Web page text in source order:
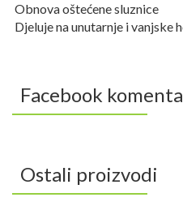
Obnova oštećene sluznice
Djeluje na unutarnje i vanjske
Facebook
Ostali proizvodi